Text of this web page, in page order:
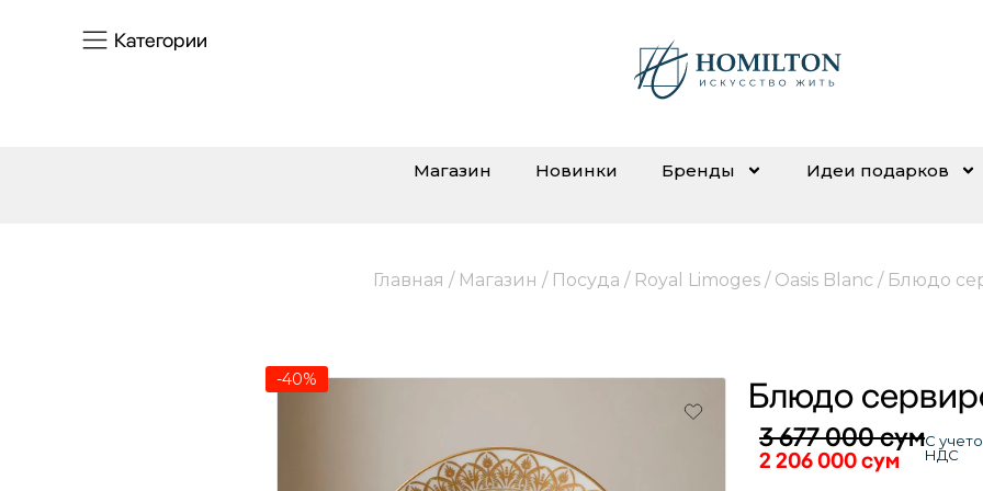
Категории
Магазин Новинки Бренды Идеи подарков
Главная / Магазин / Посуда / Royal Limoges/ Oasis Blanc / Блюдо
-40% Блюдо
3 677 000сум
2 206 000сум
С
НДС